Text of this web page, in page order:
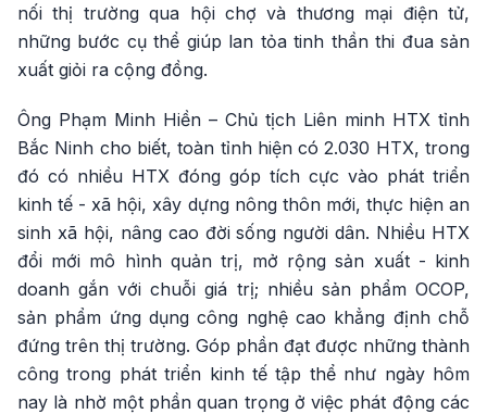
nối thị trường qua hội chợ và thương mại điện tử,
những bước cụ thể giúp lan tỏa tinh thần thi đua sản
xuất giỏi ra cộng đồng.
Ông Phạm Minh Hiền – Chủ tịch Liên minh HTX tỉnh
Bắc Ninh cho biết, toàn tỉnh hiện có 2.030 HTX, trong
đó có nhiều HTX đóng góp tích cực vào phát triển
kinh tế - xã hội, xây dựng nông thôn mới, thực hiện an
sinh xã hội, nâng cao đời sống người dân. Nhiều HTX
đổi mới mô hình quản trị, mở rộng sản xuất - kinh
doanh gắn với chuỗi giá trị; nhiều sản phẩm OCOP,
sản phẩm ứng dụng công nghệ cao khẳng định chỗ
đứng trên thị trường. Góp phần đạt được những thành
công trong phát triển kinh tế tập thể như ngày hôm
nay là nhờ một phần quan trọng ở việc phát động các